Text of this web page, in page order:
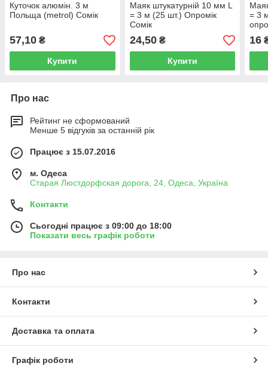
Куточок алюмін. 3 м
Польща (metrol) Сомік
57,10 ₴
Купити
Маяк штукатурній 10 мм L
= 3 м (25 шт.) Опромік
Сомік
24,50₴
Купити
= 3
16
Про нас
Рейтинг не сформований
Менше 5 відгуків за останній рік
Працює з 15.07.2016
м. Одеса
Старая Люстдорфская дорога, 24, Одеса, Україна
Контакти
Сьогодні працює з 09:00 до 18:00
Показати весь графік роботи
Про нас
Контакти
Доставка та оплата
Графік роботи